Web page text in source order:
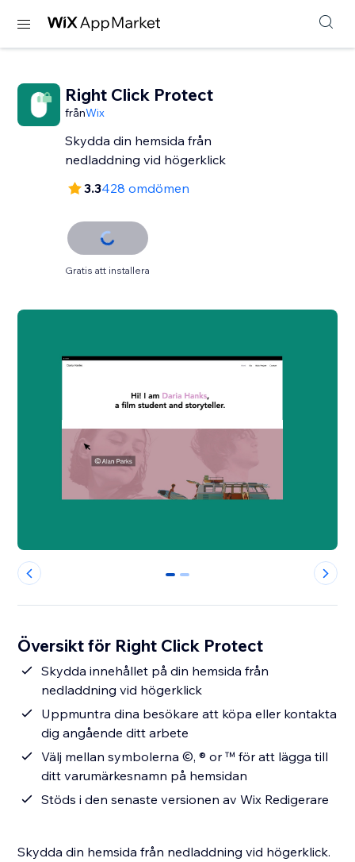
Right Click Protect
frånWix
Skydda din hemsida från
nedladdning vid högerklick
3.3428 omdömen
Gratis att installera
0 1
Översikt för Right Click Protect
Skydda innehållet på din hemsida från
nedladdning vid högerklick
Uppmuntra dina besökare att köpa eller kontakta
dig angående ditt arbete
Välj mellan symbolerna ©, ® or ™ för att lägga till
ditt varumärkesnamn på hemsidan
Stöds i den senaste versionen av Wix Redigerare
Skydda din hemsida från nedladdning vid högerklick.